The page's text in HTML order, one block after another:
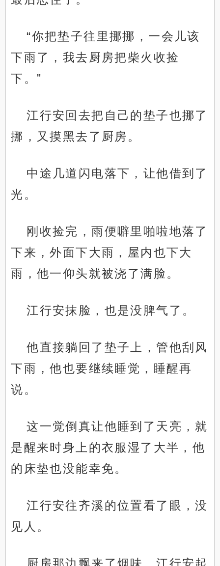
“你把垫子往里挪挪，一会儿该
下雨了，我去厨房把柴火收捡
下。”
江行安回去把自己的垫子也挪了
挪，又摸黑去了厨房。
中途几道闪电落下，让他借到了
光。
刚收捡完，雨便噼里啪啦地落了
下来，外面下大雨，屋内也下大
雨，他一仰头就被浇了满脸。
江行安抹脸，也是没脾气了。
他直接躺回了垫子上，管他刮风
下雨，他也要继续睡觉，睡醒再
说。
这一觉倒真让他睡到了天亮，就
是醒来时身上的衣服湿了大半，他
的床垫也没能幸免。
江行安往齐溪的位置看了眼，没
见人。
厨房那边飘来了烟味，江行安起